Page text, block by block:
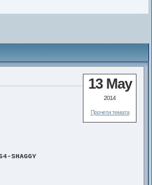
13 May
2014
Прочети темата